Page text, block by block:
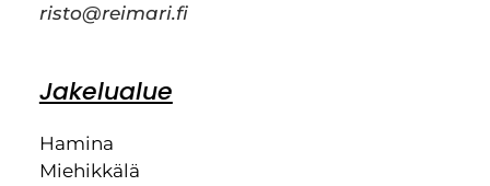
risto@reimari.fi
Jakelualue
Hamina
Miehikkälä